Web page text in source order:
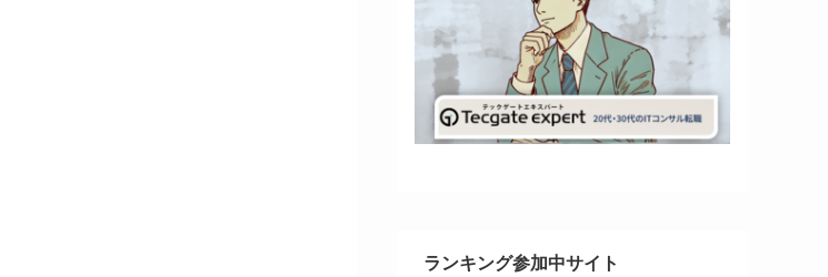
ランキング参加中サイト